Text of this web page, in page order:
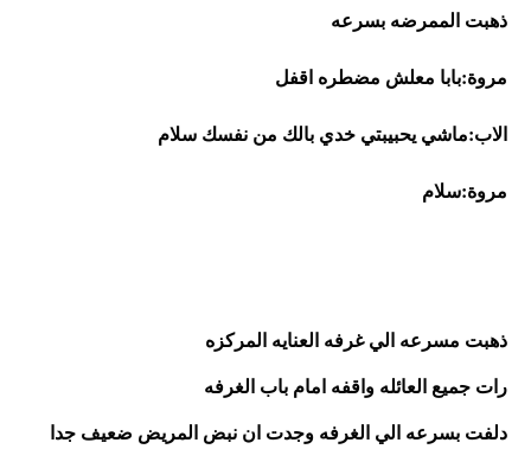
ذهبت الممرضه بسرعه
مروة:بابا معلش مضطره اقفل
الاب:ماشي يحبيبتي خدي بالك من نفسك سلام
مروة:سلام
ذهبت مسرعه الي غرفه العنايه المركزه
رات جميع العائله واقفه امام باب الغرفه
دلفت بسرعه الي الغرفه وجدت ان نبض المريض ضعيف جدا